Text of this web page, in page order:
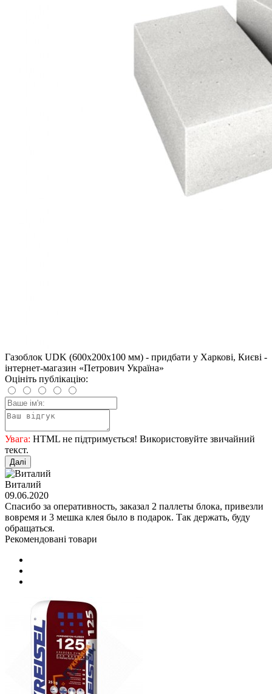
Газоблок UDK (600x200x100 мм) - придбати у Харкові, Києві -
інтернет-магазин «Петрович Україна»
Оцініть публікацію:
Увага: HTML не підтримується! Використовуйте звичайний
текст.
Далі
Виталий
09.06.2020
Спасибо за оперативность, заказал 2 паллеты блока, привезли
вовремя и 3 мешка клея было в подарок. Так держать, буду
обращаться.
Рекомендовані товари